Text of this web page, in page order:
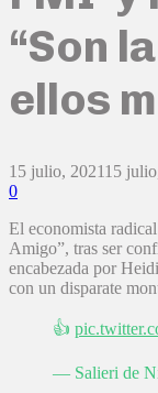
“Son
ellos
15 julio, 202115
0
El economista
Amigo”, tras ser
encabezada por
con un disparate
👍
— Salieri de